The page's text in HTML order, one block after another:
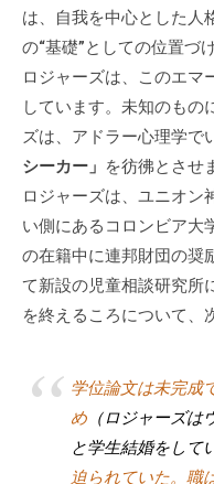
に
ご
相
談
く
だ
さ
い
。
は、自我を中心とした人
の“基礎”としての位置づ
ロジャーズは、このエマ
しています。未知のもの
ズは、アドラー心理学で
シーカー」 を彷彿とさせ
ロジャーズは、ユニオン
い側にあるコロンビア大
の在籍中に連邦財団の奨
て新設の児童相談研究所
を終えるころについて、
学位論文は未完成
め （ロジャーズ
と学生結婚をして
迫られていた。職